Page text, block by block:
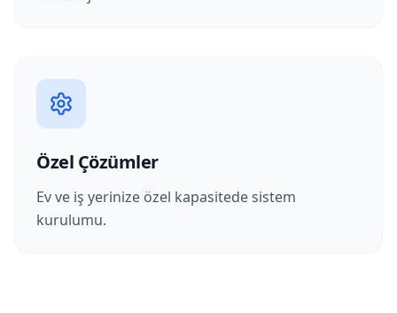
Özel Çözümler
Ev ve iş yerinize özel kapasitede sistem
kurulumu.